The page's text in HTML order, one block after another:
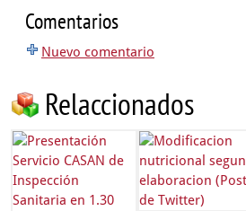
Comentarios
Nuevo comentario
Relaccionados